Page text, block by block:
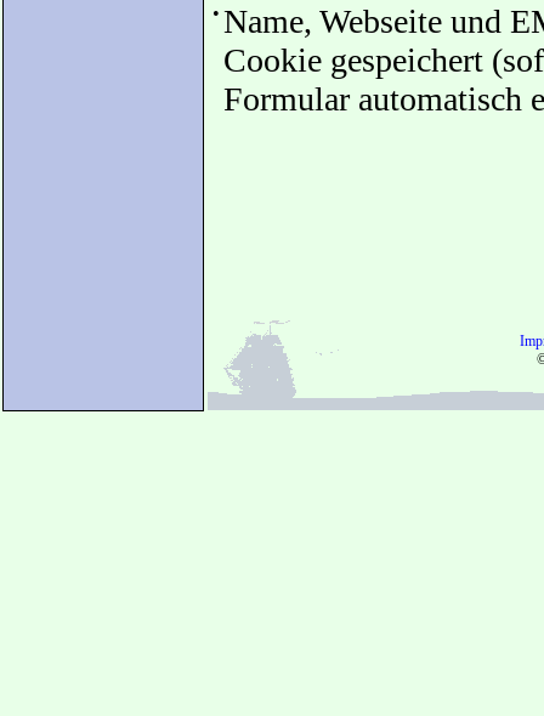
• Name, Webseite und
Cookie gespeichert
Formular automatisch